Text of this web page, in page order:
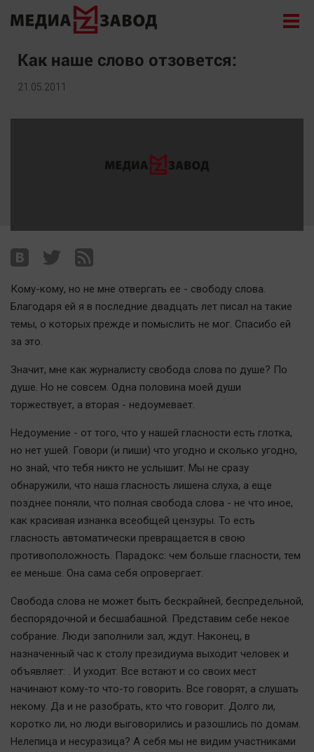
Новости
Курилка
Поиск
Архив
Наша победа
Общество
Политика
Экономика
Происшествия
Здоровье
Культура
Курилка
Мнения
Технологии
Отраслевые темы
Hедвижимость
Образование
Автомобили
XX век: криминальные уроки
Медиаграмотность
Медицина
Как наше слово отзовется:
21.05.2011
Кому-кому, но не мне отвергать ее - свободу слова.
Благодаря ей я в последние двадцать лет писал на такие
темы, о которых прежде и помыслить не мог. Спасибо ей
за это.
Значит, мне как журналисту свобода слова по душе? По
душе. Но не совсем. Одна половина моей души
торжествует, а вторая - недоумевает.
Недоумение - от того, что у нашей гласности есть глотка,
но нет ушей. Говори (и пиши) что угодно и сколько угодно,
но знай, что тебя никто не услышит. Мы не сразу
обнаружили, что наша гласность лишена слуха, а еще
позднее поняли, что полная свобода слова - не что иное,
как красивая изнанка всеобщей цензуры. То есть
гласность автоматически превращается в свою
противоположность. Парадокс: чем больше гласности, тем
ее меньше. Она сама себя опровергает.
Свобода слова не может быть бескрайней, беспредельной,
беспорядочной и бесшабашной. Представим себе некое
собрание. Люди заполнили зал, ждут. Наконец, в
назначенный час к столу президиума выходит человек и
объявляет: . И уходит. Все встают и со своих мест
начинают кому-то что-то говорить. Все говорят, а слушать
некому. Да и не разобрать, кто что говорит. Долго ли,
коротко ли, но люди выговорились и разошлись по домам.
Нелепица и несуразица? А себя мы не видим участниками